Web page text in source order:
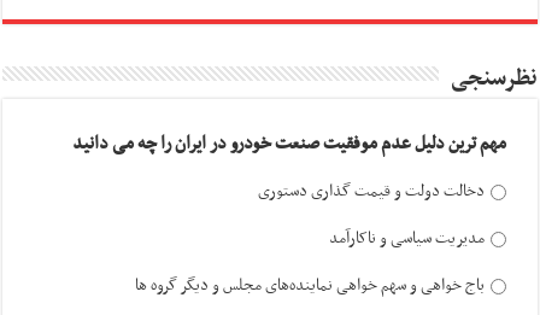
نظرسنجی
مهم ترین دلیل عدم موفقیت صنعت خودرو در ایران را چه می دانید
دخالت دولت و قیمت گذاری دستوری
مدیریت سیاسی و ناکارآمد
باج خواهی و سهم خواهی نماینده‌های مجلس و دیگر گروه ها